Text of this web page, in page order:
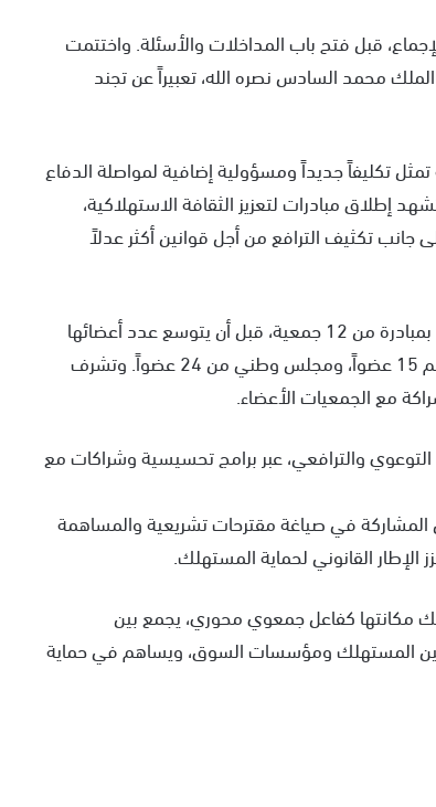
قبل فتح باب المداخلات والأسئلة. واختتمت
محمد السادس نصره الله، تعبيراً عن تجند
تمثل تكليفاً جديداً ومسؤولية إضافية لمواصلة الدفاع
مبادرات لتعزيز الثقافة الاستهلاكية،
تكثيف الترافع من أجل قوانين أكثر عدلاً
يذكر أن الجامعة المغربية لحقوق المستهلك تأسست سنة 2010 بمبادرة من 12 جمعية، قبل أن يتوسع عدد أعضائها
ليصل اليوم إلى أزيد من 70 جمعية، إضافة إلى مكتب تنفيذي يضم 15 عضواً، ومجلس وطني من 24 عضواً. وتشرف
والترافعي، عبر برامج تحسيسية وشراكات مع
في صياغة مقترحات تشريعية والمساهمة
القانوني لحماية المستهلك.
مكانتها كفاعل جمعوي محوري، يجمع بين
بين المستهلك ومؤسسات السوق، ويساهم في حماية